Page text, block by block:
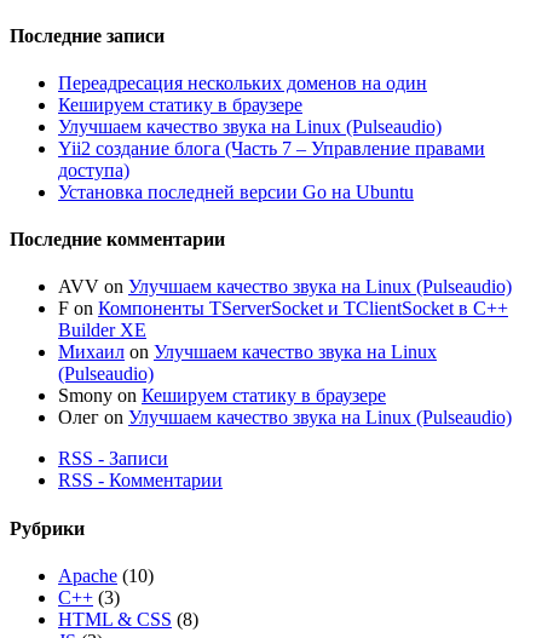
Последние записи
Переадресация нескольких доменов на один
Кешируем статику в браузере
Улучшаем качество звука на Linux (Pulseaudio)
Yii2 создание блога (Часть 7 – Управление правами
доступа)
Установка последней версии Go на Ubuntu
Последние комментарии
AVV on Улучшаем качество звука на Linux (Pulseaudio)
F on Компоненты TServerSocket и TClientSocket в C++
Builder XE
Михаил on Улучшаем качество звука на Linux
(Pulseaudio)
Smony on Кешируем статику в браузере
Олег on Улучшаем качество звука на Linux (Pulseaudio)
RSS - Записи
RSS - Комментарии
Рубрики
Apache (10)
C++ (3)
HTML & CSS (8)